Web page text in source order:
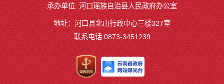
承办单位: 河口瑶族自治县人民政府办公室
地址：河口县北山行政中心三楼327室
联系电话:0873-3451239